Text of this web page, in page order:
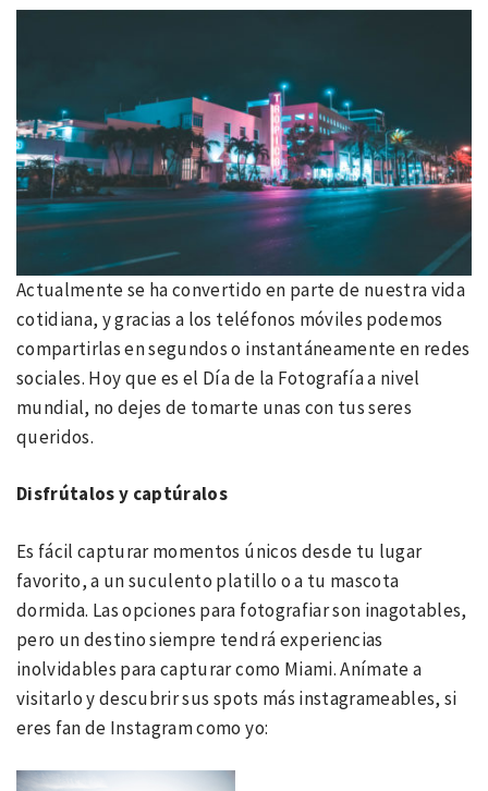
Actualmente se ha convertido en parte de nuestra vida
cotidiana, y gracias a los teléfonos móviles podemos
compartirlas en segundos o instantáneamente en redes
sociales. Hoy que es el Día de la Fotografía a nivel
mundial, no dejes de tomarte unas con tus seres
queridos.
Disfrútalos y captúralos
Es fácil capturar momentos únicos desde tu lugar
favorito, a un suculento platillo o a tu mascota
dormida. Las opciones para fotografiar son inagotables,
pero un destino siempre tendrá experiencias
inolvidables para capturar como Miami. Anímate a
visitarlo y descubrir sus spots más instagrameables, si
eres fan de Instagram como yo: